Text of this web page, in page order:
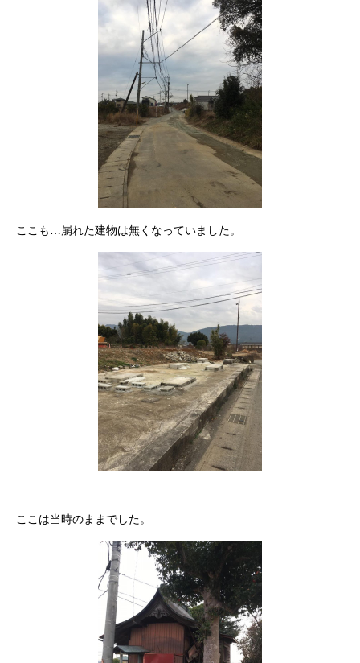
ここも…崩れた建物は無くなっていました。
ここは当時のままでした。